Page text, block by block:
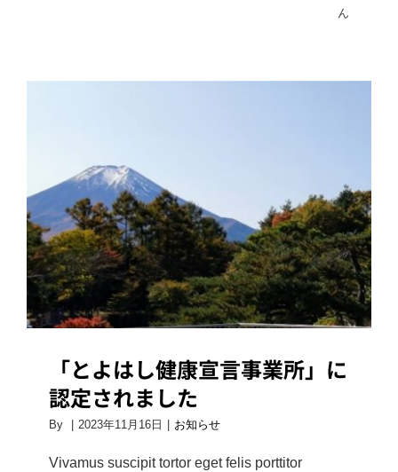
ん
「とよはし健康宣言事業所」に認定
されました
「とよはし健康宣言事業所」に
認定されました
By 2023年11月16日 お知らせ
Vivamus suscipit tortor eget felis porttitor